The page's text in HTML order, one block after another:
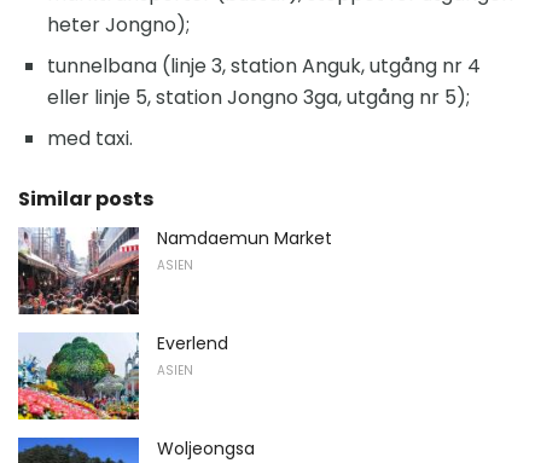
heter Jongno);
tunnelbana (linje 3, station Anguk, utgång nr 4
eller linje 5, station Jongno 3ga, utgång nr 5);
med taxi.
Similar posts
Namdaemun Market
ASIEN
Everlend
ASIEN
Woljeongsa